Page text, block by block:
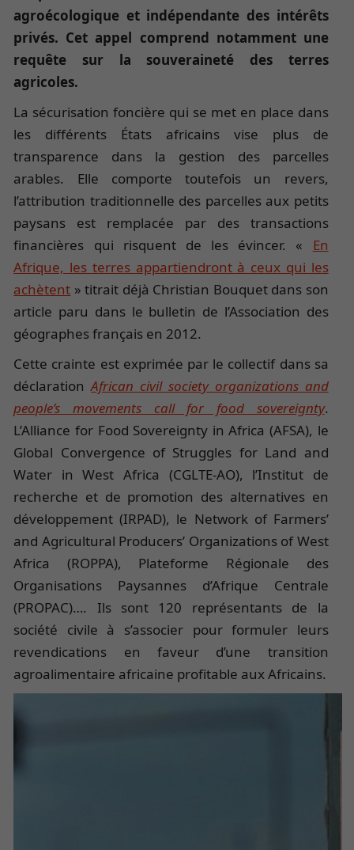
agroécologique et indépendante des intérêts
privés. Cet appel comprend notamment une
requête sur la souveraineté des terres
agricoles.
La sécurisation foncière qui se met en place dans
les différents États africains vise plus de
transparence dans la gestion des parcelles
arables. Elle comporte toutefois un revers,
l’attribution traditionnelle des parcelles aux petits
paysans est remplacée par des transactions
financières qui risquent de les évincer. « En
Afrique, les terres appartiendront à ceux qui les
achètent » titrait déjà Christian Bouquet dans son
article paru dans le bulletin de l’Association des
géographes français en 2012.
Cette crainte est exprimée par le collectif dans sa
déclarationAfrican civil society organizations and
people’s movements call for food sovereignty.
L’Alliance for Food Sovereignty in Africa (AFSA), le
Global Convergence of Struggles for Land and
Water in West Africa (CGLTE-AO), l’Institut de
recherche et de promotion des alternatives en
développement (IRPAD), le Network of Farmers’
and Agricultural Producers’ Organizations of West
Africa (ROPPA), Plateforme Régionale des
Organisations Paysannes d’Afrique Centrale
(PROPAC)…. Ils sont 120 représentants de la
société civile à s’associer pour formuler leurs
revendications en faveur d’une transition
agroalimentaire africaine profitable aux Africains.